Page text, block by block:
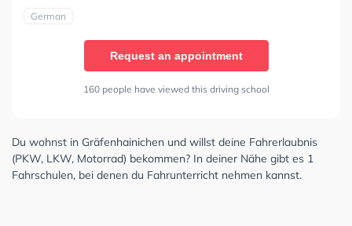
German
Request an appointment
160 people have viewed this driving school
Du wohnst in Gräfenhainichen und willst deine Fahrerlaubnis
(PKW, LKW, Motorrad) bekommen? In deiner Nähe gibt es 1
Fahrschulen, bei denen du Fahrunterricht nehmen kannst.